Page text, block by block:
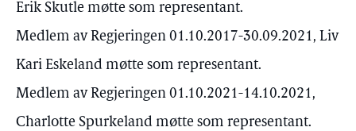
Erik Skutle møtte som representant.
Medlem av Regjeringen 01.10.2017-30.09.2021, Liv
Kari Eskeland møtte som representant.
Medlem av Regjeringen 01.10.2021-14.10.2021,
Charlotte Spurkeland møtte som representant.